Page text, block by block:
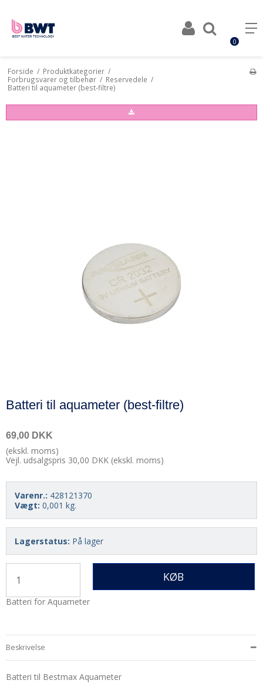
0
Forside / Produktkategorier /
Forbrugsvarer og tilbehør / Reservedele /
Batteri til aquameter (best-filtre)
Batteri til aquameter (best-filtre)
69,00 DKK
(ekskl. moms)
Vejl. udsalgspris 30,00 DKK (ekskl. moms)
Varenr.: 428121370
Vægt: 0,001 kg.
Lagerstatus: På lager
KØB
Batteri for Aquameter
Beskrivelse
Batteri til Bestmax Aquameter